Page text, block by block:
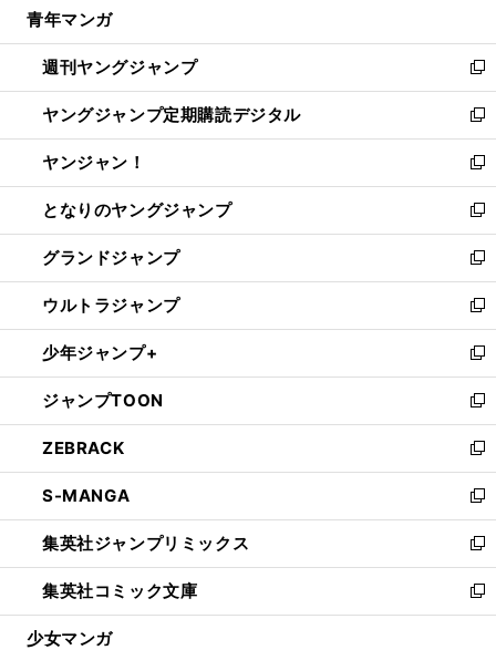
開
く
ウ
で
開
く
ン
ド
ウ
で
開
く
ウ
ィ
ン
ド
ウ
で
開
く
青年マンガ
週刊ヤングジャンプ
新
し
い
ウ
ィ
ン
ド
ウ
で
開
く
ヤングジャンプ定期購読デジタル
新
し
い
ウ
ィ
ン
ド
ウ
で
開
く
ヤンジャン！
新
し
い
ウ
ィ
ン
ド
ウ
で
開
く
となりのヤングジャンプ
新
し
い
ウ
ィ
ン
ド
ウ
で
開
く
グランドジャンプ
新
し
い
ウ
ィ
ン
ド
ウ
で
開
く
ウルトラジャンプ
新
し
い
ウ
ィ
ン
ド
ウ
で
開
く
少年ジャンプ+
新
し
い
ウ
ィ
ン
ド
ウ
で
開
く
ジャンプTOON
新
し
い
ウ
ィ
ン
ド
ウ
で
開
ZEBRACK
新
し
い
ウ
ィ
ン
ド
ウ
S-MANGA
新
し
い
ウ
ィ
ン
集英社ジャンプリミックス
新
し
い
ウ
集英社コミック文庫
新
し
少女マンガ